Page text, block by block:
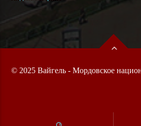
© 2025 Вайгель - Мордовское